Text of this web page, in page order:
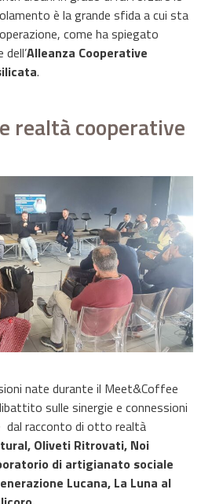
è la grande sfida a cui sta
come ha spiegato
Alleanza Cooperative
.
realtà cooperative
nate durante il Meet&Coffee
sulle sinergie e connessioni
dal racconto di otto realtà
Oliveti Ritrovati, Noi
di artigianato sociale
Lucana, La Luna al